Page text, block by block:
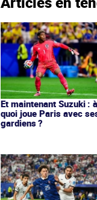
Et maintenant Suzuki : à
quoi joue Paris avec
gardiens ?